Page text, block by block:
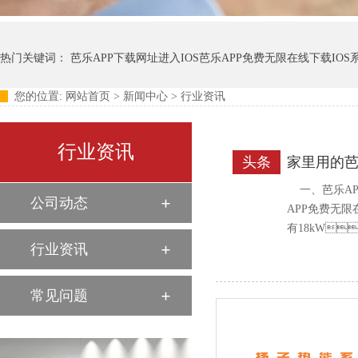
热门关键词： 芭乐APP下载网址进入IOS芭乐APP免费无限在线下载IOS
扬热垃圾芭乐APP视频下载IOS大全系列
您的位置: 网站首页 > 新闻中心 > 行业资讯
行业资讯
公司动态
行业资讯
常见问题
家里用的
头条
一、芭
APP免费无限
有18kW